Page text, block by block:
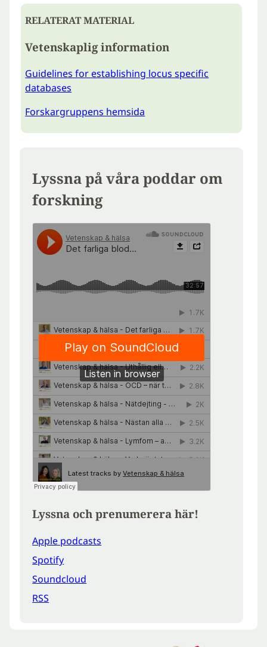
RELATERAT MATERIAL
Vetenskaplig information
Guidelines for establishing locus specific
databases
Forskargruppens hemsida
Lyssna på våra poddar om
forskning
Lyssna och prenumerera här!
Apple podcasts
Spotify
Soundcloud
RSS